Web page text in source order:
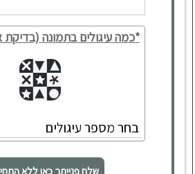
*כמה עיגולים בתמונה (בדיקת
שלח פנייתך כאן ללא